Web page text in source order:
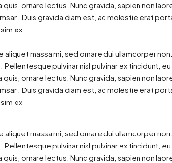
ornare lectus. Nunc gravida, sapien non
Duis gravida diam est, ac molestie erat
ex
massa mi, sed ornare dui ullamcorper
pulvinar nisl pulvinar ex tincidunt,
ornare lectus. Nunc gravida, sapien non
Duis gravida diam est, ac molestie erat
ex
massa mi, sed ornare dui ullamcorper
pulvinar nisl pulvinar ex tincidunt,
ornare lectus. Nunc gravida, sapien non